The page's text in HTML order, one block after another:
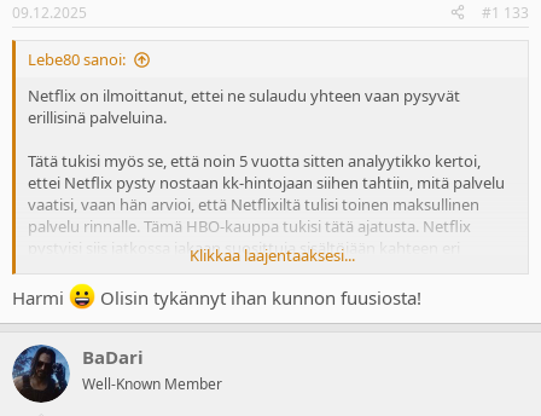
s
:
09.12.2025 #1 133
Lebe80 sanoi:
Netflix on ilmoittanut, ettei ne sulaudu yhteen vaan pysyvät
erillisinä palveluina.
Tätä tukisi myös se, että noin 5 vuotta sitten analyytikko kertoi,
ettei Netflix pysty nostaan kk-hintojaan siihen tahtiin, mitä palvelu
vaatisi, vaan hän arvioi, että Netflixiltä tulisi toinen maksullinen
palvelu rinnalle. Tämä HBO-kauppa tukisi tätä ajatusta. Netflix
pystyisi siis jatkossa jakaan suosittuja sisältöjään kahteen eri
palveluun, jolloin "painostettaisiin" asiakkaita hommaamaan kaksi
erillistä suoratoistopalvelua samaan aikaan.
Klikkaa laajentaaksesi...
Harmi Olisin tykännyt ihan kunnon fuusiosta!
BaDari
Well-Known Member